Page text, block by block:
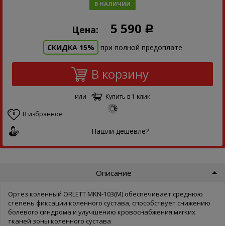
В НАЛИЧИИ
Цена: 5 590 Р
СКИДКА 15% при полной предоплате
В корзину
или Купить в 1 клик
0 В избранное
Нашли дешевле?
Описание
Ортез коленный ORLETT MKN-103(M) обеспечивает среднюю
степень фиксации коленного сустава, способствует снижению
болевого синдрома и улучшению кровоснабжения мягких
тканей зоны коленного сустава